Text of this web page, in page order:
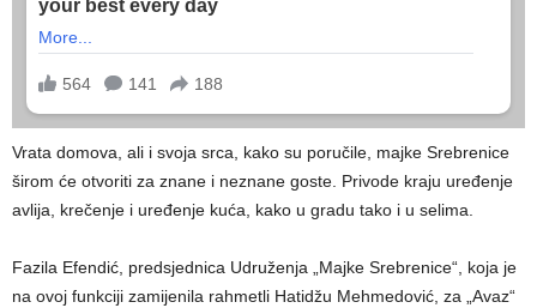
Vrata domova, ali i svoja srca, kako su poručile, majke Srebrenice
širom će otvoriti za znane i neznane goste. Privode kraju uređenje
avlija, krečenje i uređenje kuća, kako u gradu tako i u selima.
Fazila Efendić, predsjednica Udruženja „Majke Srebrenice“, koja je
na ovoj funkciji zamijenila rahmetli Hatidžu Mehmedović, za „Avaz“